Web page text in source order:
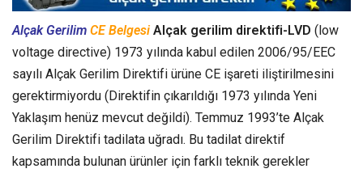
Alçak Gerilim CE Belgesi Alçak gerilim direktifi-LVD (low
voltage directive) 1973 yılında kabul edilen 2006/95/EEC
sayılı Alçak Gerilim Direktifi ürüne CE işareti iliştirilmesini
gerektirmiyordu (Direktifin çıkarıldığı 1973 yılında Yeni
Yaklaşım henüz mevcut değildi). Temmuz 1993’te Alçak
Gerilim Direktifi tadilata uğradı. Bu tadilat direktif
kapsamında bulunan ürünler için farklı teknik gerekler